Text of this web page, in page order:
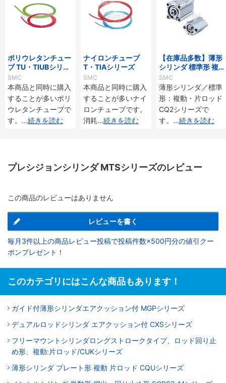
ポリウレタンチュー
ブ TU・TIUBシリー
ズ
SMC
本商品と同時に購入
することが多いポリ
ウレタンチューブで
す。 ...続きを読む
ナイロンチューブ
T・TIAシリーズ
SMC
本商品と同時に購入
することが多いナイ
ロンチューブです。
消耗...続きを読む
【在庫品多数】薄形
シリンダ 標準形 複
動・片ロッド CQ2
シリーズ
SMC
薄形シリンダ／標準
形：複動・片ロッド
CQ2シリーズで
す。 ...続きを読む
プレシジョンシリンダ MTSシリーズのレビュー
この商品のレビューはありません
レビューを書く
毎月3件以上の商品レビュー投稿で投稿件数×500円分の値引クー
ポンプレゼント！
このカテゴリにはこんな商品もあります！
ガイド付薄形シリンダエアクッション付 MGPシリーズ
デュアルロッドシリンダ エアクッション付 CXSシリーズ
フリーマウントシリンダロングストロークタイプ、ロッド回り止
め形、複動:片ロッド/CUKシリーズ
薄形シリンダ プレート形 複動 片ロッド CQUシリーズ